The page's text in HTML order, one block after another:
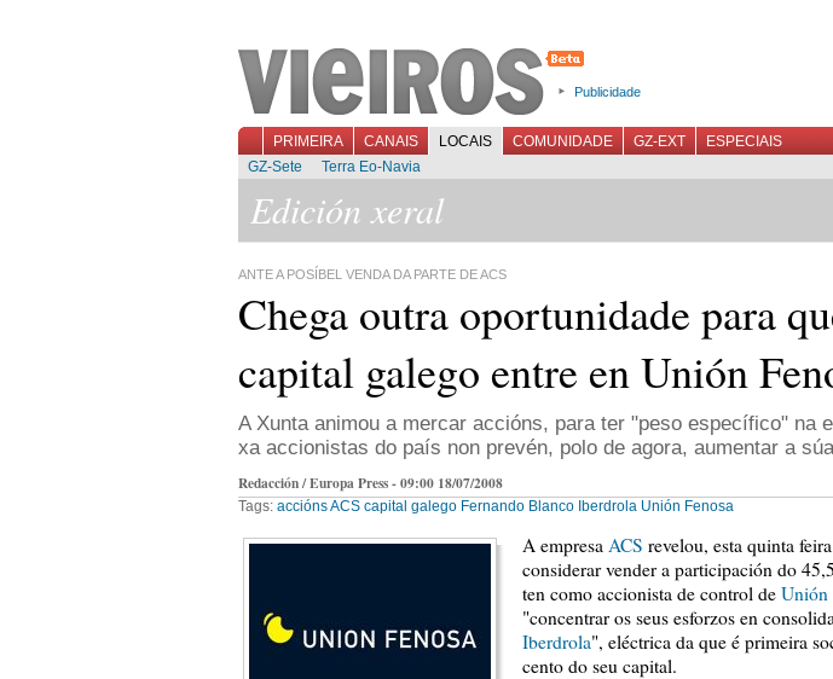
Publicidade
PRIMEIRA CANAIS LOCAIS COMUNIDADE GZ-EXT
ESPECIAIS
GZ-Sete
Terra Eo-Navia
Edición xeral
ANTE A POSÍBEL VENDA DA PARTE DE ACS
Chega outra oportunidade para
capital galego entre en Unión
A Xunta animou a mercar accións, para ter "peso específico" na
xa accionistas do país non prevén, polo de agora, aumentar a
Redacción / Europa Press - 09:00 18/07/2008
Tags: acciónsACS capital galego Fernando Blanco Iberdrola Unión Fenosa
A empresa ACS revelou, esta quinta
considerar vender a participación do
ten como accionista de control de Unión
"concentrar os seus esforzos en
Iberdrola", eléctrica da que é primeira
cento do seu capital.